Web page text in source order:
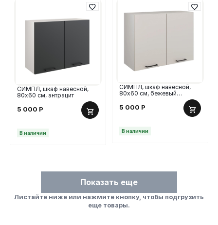
СИМПЛ, шкаф навесной,
80х60 см, антрацит
5 000 Р
В наличии
СИМПЛ, шкаф навесной,
80х60 см, бежевый
5 000 Р
В наличии
Показать еще
Листайте ниже или нажмите кнопку, чтобы подгрузить
еще товары.